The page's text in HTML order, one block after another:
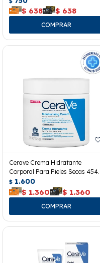
$ 638 $ 638
Cerave Crema Hidratante
Corporal Para Pieles Secas 454
Grs.
$ 1.600
$ 1.360 $ 1.360